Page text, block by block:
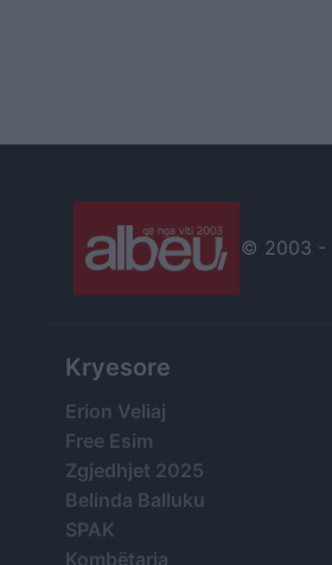
© 2003 -
Kryesore
Erion Veliaj
Free Esim
Zgjedhjet 2025
Belinda Balluku
SPAK
Kombëtarja